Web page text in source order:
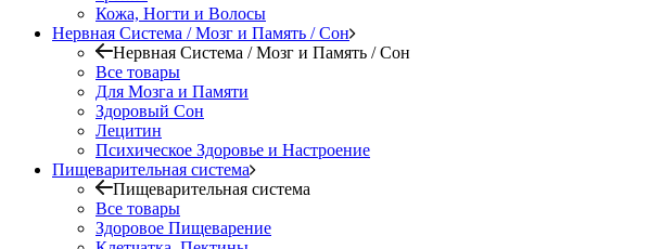
Кожа, Ногти и Волосы
Нервная Система / Мозг и Память / Сон
Нервная Система / Мозг и Память / Сон
Все товары
Для Мозга и Памяти
Здоровый Сон
Лецитин
Психическое Здоровье и Настроение
Пищеварительная система
Пищеварительная система
Все товары
Здоровое Пищеварение